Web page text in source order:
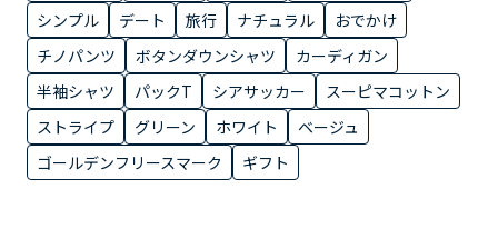
シンプル
デート 旅行 ナチュラル
おでかけ
チノパンツ
ボタンダウンシャツ
カーディガン
半袖シャツ
パックT シアサッカー
スーピマコットン
ストライプ
グリーン ホワイト
ベージュ
ゴールデンフリースマーク
ギフト